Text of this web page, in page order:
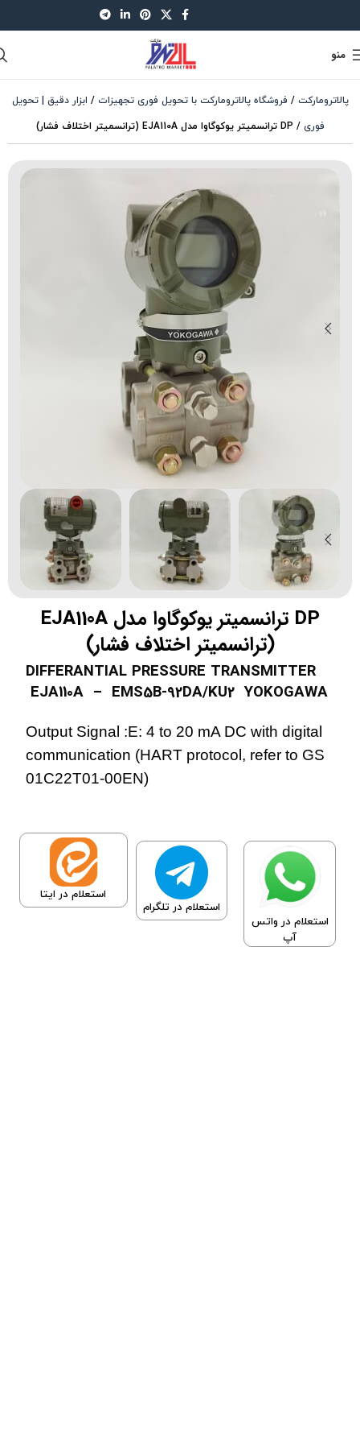
منو
پالاترومارکت / فروشگاه پالاترومارکت با تحویل فوری تجهیزات / ابزار دقیق | تحویل
فوری / DP ترانسمیتر یوکوگاوا مدل EJA110A (ترانسمیتر اختلاف فشار)
DP ترانسمیتر یوکوگاوا مدل EJA110A
(ترانسمیتر اختلاف فشار)
DIFFERANTIAL PRESSURE TRANSMITTER
EJA110A – EMS5B-92DA/KU2 YOKOGAWA
Output Signal :E: 4 to 20 mA DC with digital
communication (HART protocol, refer to GS
01C22T01-00EN)
استعلام در واتس
آپ
استعلام در تلگرام
استعلام در ایتا